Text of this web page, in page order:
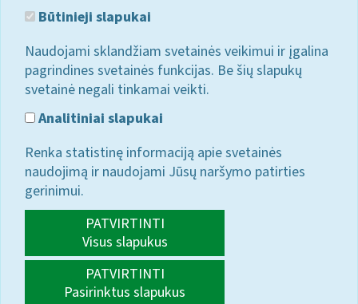
Būtinieji slapukai
Naudojami sklandžiam svetainės veikimui ir įgalina
pagrindines svetainės funkcijas. Be šių slapukų
svetainė negali tinkamai veikti.
Analitiniai slapukai
Renka statistinę informaciją apie svetainės
naudojimą ir naudojami Jūsų naršymo patirties
gerinimui.
PATVIRTINTI
Visus slapukus
PATVIRTINTI
Pasirinktus slapukus